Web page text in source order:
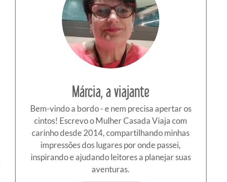
Márcia, a viajante
Bem-vindo a bordo - e nem precisa apertar os
cintos! Escrevo o Mulher Casada Viaja com
carinho desde 2014, compartilhando minhas
impressões dos lugares por onde passei,
inspirando e ajudando leitores a planejar suas
aventuras.